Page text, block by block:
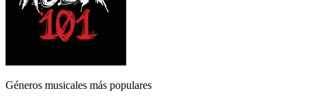
Géneros musicales más populares